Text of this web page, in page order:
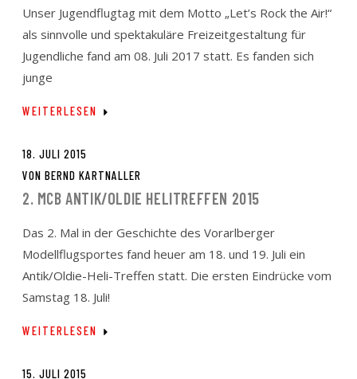
Unser Jugendflugtag mit dem Motto „Let’s Rock the Air!“
als sinnvolle und spektakuläre Freizeitgestaltung für
Jugendliche fand am 08. Juli 2017 statt. Es fanden sich
junge
WEITERLESEN
18. JULI 2015
VON BERND KARTNALLER
2. MCB ANTIK/OLDIE HELITREFFEN 2015
Das 2. Mal in der Geschichte des Vorarlberger
Modellflugsportes fand heuer am 18. und 19. Juli ein
Antik/Oldie-Heli-Treffen statt. Die ersten Eindrücke vom
Samstag 18. Juli!
WEITERLESEN
15. JULI 2015